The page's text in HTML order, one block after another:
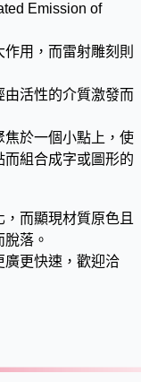
Emission of
用，而雷射雕刻則
活性的介質激發而
焦於一個小點上，使
組合成字或圖形的
而顯現材質原色且
落。
廣更快速，歡迎洽